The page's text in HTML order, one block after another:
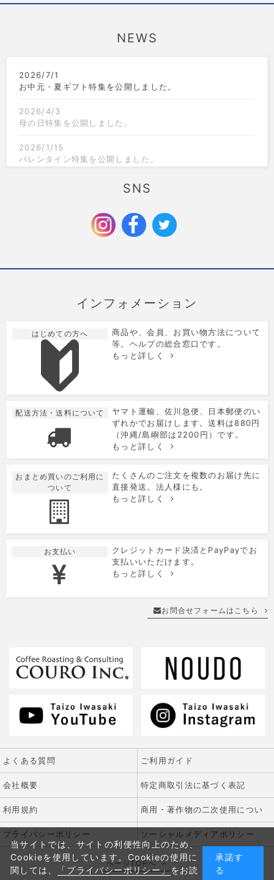
NEWS
2026/7/1
お中元・夏ギフト特集を公開しました。
2026/4/3
母の日特集を公開しました。
2026/1/15
バレンタイン特集を公開しました。
クリスマス限定のラッピングを追加しました。
お歳暮特集を公開しました。
SNS
インフォメーション
はじめての方へ
商品や、会員、お買い物方法について
等。ヘルプの総合窓口です。
もっと詳しく
配送方法・送料について
ヤマト運輸、佐川急便、日本郵便のい
ずれかでお届けします。送料は880円
（沖縄/島嶼部は2200円）です。
もっと詳しく
おまとめ買いのご利用に
ついて
たくさんのご注文を複数のお届け先に
直接発送。法人様にも。
もっと詳しく
お支払い
クレジットカード決済とPayPayでお
支払いいただけます。
もっと詳しく
お問合せフォームはこちら
よくある質問 ご利用ガイド
会社概要 特定商取引法に基づく表記
利用規約
プライバシーポリシー ソーシャルメディアポリシー
ページTOPへ
当サイトでは、サイトの利便性向上のため、
Cookieを使用しています。Cookieの使用に
関しては、
「プライバシーポリシー」をお読
承諾す
る